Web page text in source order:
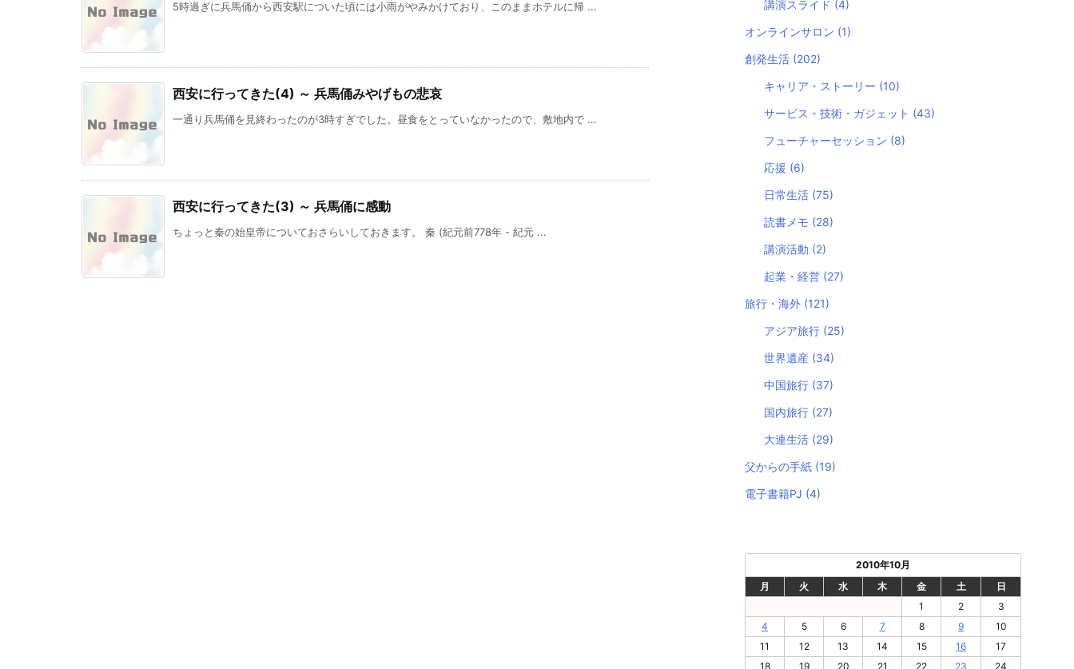
5時過ぎに兵馬俑から西安駅についた頃には小雨がやみかけており、このままホテルに帰 ...
西安に行ってきた(4) ～ 兵馬俑みやげもの悲哀
一通り兵馬俑を見終わったのが3時すぎでした。昼食をとっていなかったので、敷地内で ...
西安に行ってきた(3) ～ 兵馬俑に感動
ちょっと秦の始皇帝についておさらいしておきます。 秦 (紀元前778年 - 紀元 ...
講演スライド (4)
オンラインサロン (1)
創発生活 (202)
キャリア・ストーリー (10)
サービス・技術・ガジェット (43)
フューチャーセッション (8)
応援 (6)
日常生活 (75)
読書メモ (28)
講演活動 (2)
起業・経営 (27)
旅行・海外 (121)
アジア旅行 (25)
世界遺産 (34)
中国旅行 (37)
国内旅行 (27)
大連生活 (29)
父からの手紙 (19)
電子書籍PJ (4)
2010年10月
月
火 水 木 金 土
日
1
2
3
4
5 6 7 8 9
10
11
12 13 14 15 16
17
18
19 20 21 22 23 24